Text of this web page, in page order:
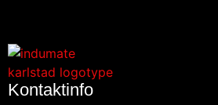
Kontaktinfo